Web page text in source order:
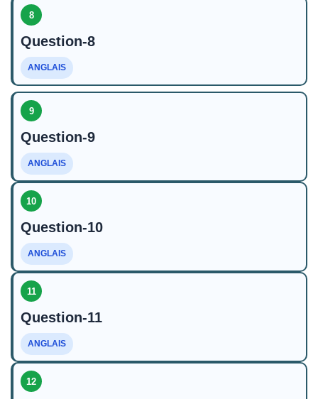
8
Question-8
ANGLAIS
9
Question-9
ANGLAIS
10
Question-10
ANGLAIS
11
Question-11
ANGLAIS
12